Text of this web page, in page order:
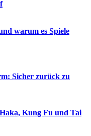
warum es Spiele
Sicher zurück zu
Kung Fu und Tai